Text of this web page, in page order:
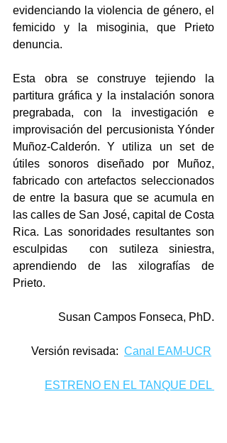
evidenciando la violencia de género, el
femicido y la misoginia, que Prieto
denuncia.
Esta obra se construye tejiendo la
partitura gráfica y la instalación sonora
pregrabada, con la investigación e
improvisación del percusionista Yónder
Muñoz-Calderón. Y utiliza un set de
útiles sonoros diseñado por Muñoz,
fabricado con artefactos seleccionados
de entre la basura que se acumula en
las calles de San José, capital de Costa
Rica. Las sonoridades resultantes son
esculpidas  con sutileza siniestra,
aprendiendo de las xilografías de
Prieto.
Susan Campos Fonseca, PhD.
Versión revisada: Canal EAM-UCR
ESTRENO EN EL TANQUE DEL